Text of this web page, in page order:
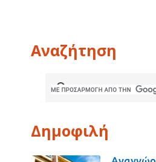
Αναζήτηση
Δημοφιλή